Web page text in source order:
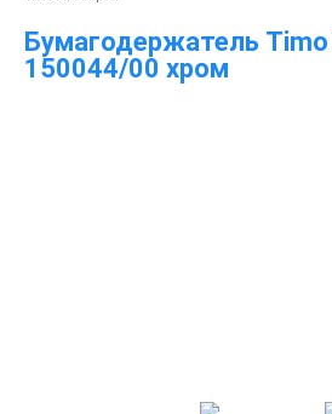
Бумагодержатель Timo
150044/00 хром